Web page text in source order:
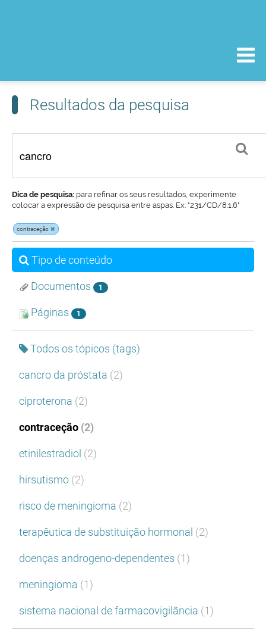
Resultados da pesquisa
Dica de pesquisa: para refinar os seus resultados, experimente
colocar a expressão de pesquisa entre aspas. Ex: "231/CD/8.1.6"
contraceção
Tipo de conteúdo
Documentos 1
Páginas 1
Todos os tópicos (tags)
cancro da próstata (2)
ciproterona (2)
contraceção (2)
etinilestradiol (2)
hirsutismo (2)
risco de meningioma (2)
terapêutica de substituição hormonal (2)
doenças androgeno-dependentes (1)
meningioma (1)
sistema nacional de farmacovigilância (1)